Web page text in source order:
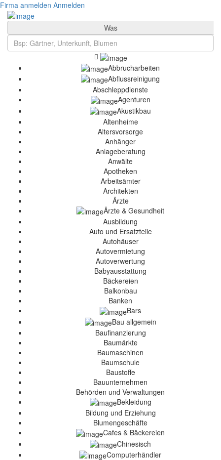
Firma anmelden Anmelden
Was
Abbrucharbeiten
Abflussreinigung
Abschleppdienste
Agenturen
Akustikbau
Altenheime
Altersvorsorge
Anhänger
Anlageberatung
Anwälte
Apotheken
Arbeitsämter
Architekten
Ärzte
Ärzte & Gesundheit
Ausbildung
Auto und Ersatzteile
Autohäuser
Autovermietung
Autoverwertung
Babyausstattung
Bäckereien
Balkonbau
Banken
Bars
Bau allgemein
Baufinanzierung
Baumärkte
Baumaschinen
Baumschule
Baustoffe
Bauunternehmen
Behörden und Verwaltungen
Bekleidung
Bildung und Erziehung
Blumengeschäfte
Cafes & Bäckereien
Chinesisch
Computerhändler